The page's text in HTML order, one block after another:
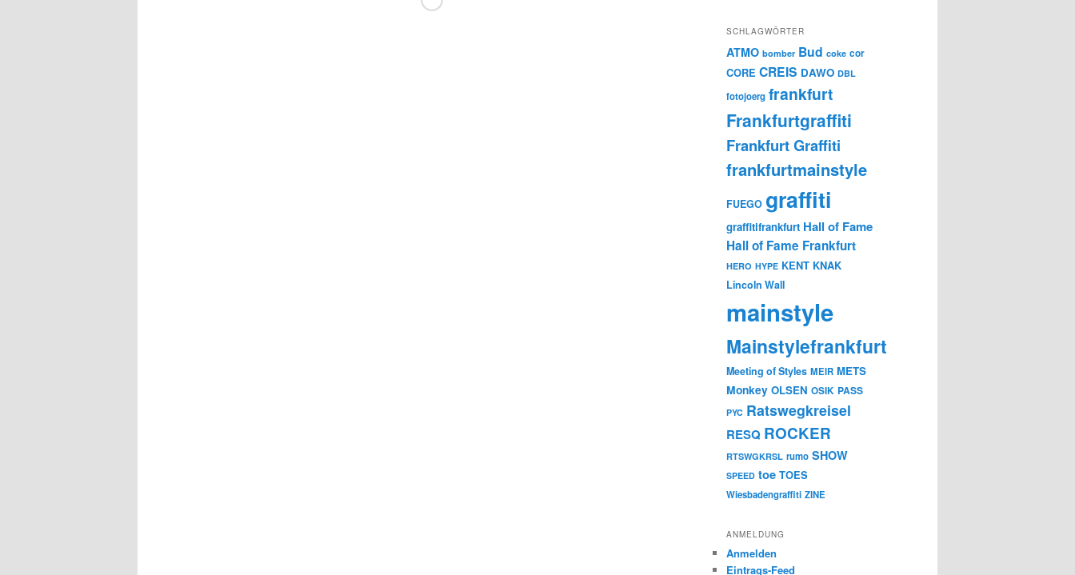
SCHLAGWÖRTER
ATMO bomber Bud coke cor
CORE CREIS DAWO DBL
fotojoerg frankfurt
Frankfurtgraffiti
Frankfurt Graffiti
frankfurtmainstyle
FUEGO graffiti
graffitifrankfurt Hall of Fame
Hall of Fame Frankfurt
HERO HYPE KENT KNAK
Lincoln Wall
mainstyle
Mainstylefrankfurt
Meeting of Styles MEIR METS
Monkey OLSEN OSIK PASS
PYC Ratswegkreisel
RESQ ROCKER
RTSWGKRSL rumo SHOW
SPEED toe TOES
Wiesbadengraffiti ZINE
ANMELDUNG
Anmelden
Eintrags-Feed